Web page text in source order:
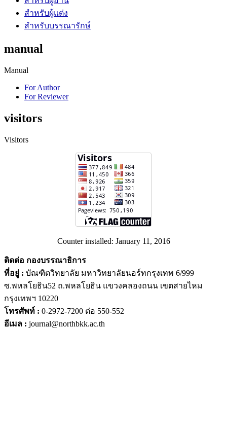
สำหรับผู้แต่ง
สำหรับบรรณารักษ์
manual
Manual
For Author
For Reviewer
visitors
Visitors
Counter installed: January 11, 2016
ติดต่อ กองบรรณาธิการ
ที่อยู่ : บัณฑิตวิทยาลัย มหาวิทยาลัยนอร์ทกรุงเทพ 6/999
ซ.พหลโยธิน52 ถ.พหลโยธิน แขวงคลองถนน เขตสายไหม
กรุงเทพฯ 10220
โทรศัพท์ : 0-2972-7200 ต่อ 550-552
อีเมล : journal@northbkk.ac.th